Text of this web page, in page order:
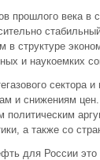
прошлого века в
структуре
и наукоемких
сектора
и снижениям
а также со
для России